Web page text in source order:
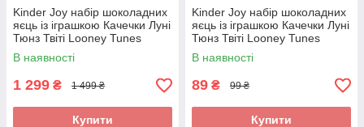
Kinder Joy набір шоколадних
яєць із іграшкою Качечки Луні
Тюнз Твіті Looney Tunes
Tweety 16x20г
В наявності
1 299 ₴ 1 499 ₴
Купити
Kinder Joy набір шоколадних
яєць із іграшкою Качечки Луні
Тюнз Твіті Looney Tunes
Tweety 20г 1шт
В наявності
89 ₴ 99 ₴
Купити